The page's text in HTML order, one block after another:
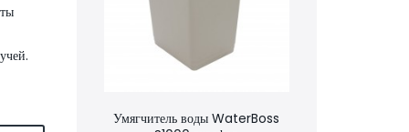
Умягчитель воды WaterBoss